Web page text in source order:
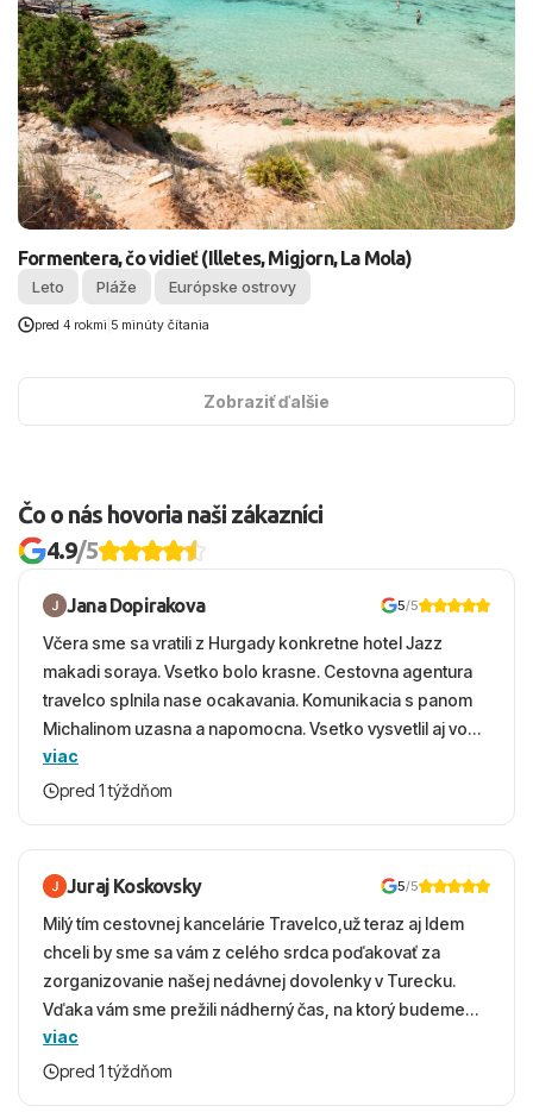
Formentera, čo vidieť (Illetes, Migjorn, La Mola)
Leto Pláže Európske ostrovy
pred 4 rokmi 5 minúty čítania
Zobraziť ďalšie
Čo o nás hovoria naši zákazníci
4.9/5
Jana Dopirakova 5/5
Včera sme sa vratili z Hurgady konkretne hotel Jazz
makadi soraya. Vsetko bolo krasne. Cestovna agentura
travelco splnila nase ocakavania. Komunikacia s panom
Michalinom uzasna a napomocna. Vsetko vysvetlil aj vo
vecernych hodinach zaco sa ospravedlnujem. Hotel
krasny, cisty. Sluzby top. Strava, prostredie, more,
viac
pred 1 týždňom
Juraj Koskovsky 5/5
Milý tím cestovnej kancelárie Travelco,už teraz aj Idem
chceli by sme sa vám z celého srdca poďakovať za
zorganizovanie našej nedávnej dovolenky v Turecku.
Vďaka vám sme prežili nádherný čas, na ktorý budeme
ešte dlho s úsmevom spomínať. ​Všetko prebehlo
absolútne hladko – od prvotného výberu zájazdu, cez
viac
pred 1 týždňom